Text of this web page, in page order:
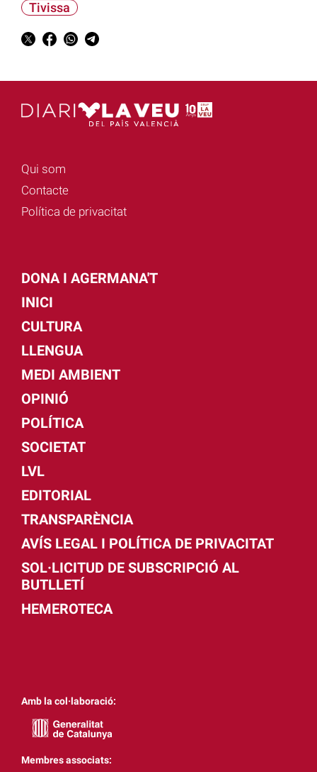
Tivissa
Qui som
Contacte
Política de privacitat
DONA I AGERMANA'T
INICI
CULTURA
LLENGUA
MEDI AMBIENT
OPINIÓ
POLÍTICA
SOCIETAT
LVL
EDITORIAL
TRANSPARÈNCIA
AVÍS LEGAL I POLÍTICA DE PRIVACITAT
SOL·LICITUD DE SUBSCRIPCIÓ AL
BUTLLETÍ
HEMEROTECA
Amb la col·laboració:
Membres associats: